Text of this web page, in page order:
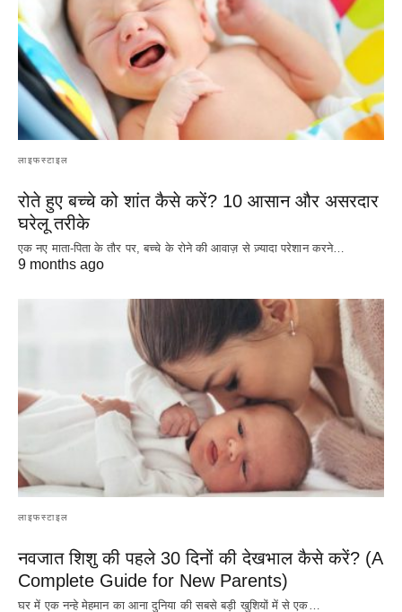
लाइफस्टाइल
रोते हुए बच्चे को शांत कैसे करें? 10 आसान और असरदार
घरेलू तरीके
एक नए माता-पिता के तौर पर, बच्चे के रोने की आवाज़ से ज़्यादा परेशान करने…
9 months ago
लाइफस्टाइल
नवजात शिशु की पहले 30 दिनों की देखभाल कैसे करें? (A
Complete Guide for New Parents)
घर में एक नन्हे मेहमान का आना दुनिया की सबसे बड़ी खुशियों में से एक…